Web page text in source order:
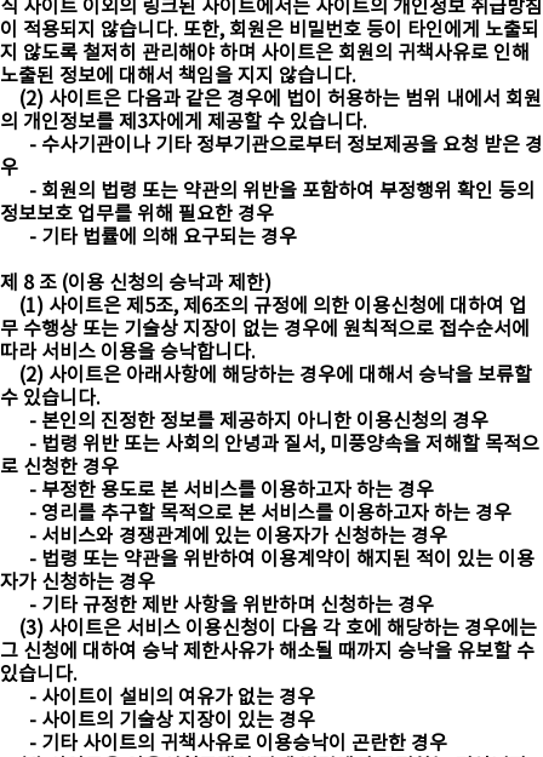
식 사이트 이외의 링크된 사이트에서는 사이트의 개인정보 취급방침
이 적용되지 않습니다. 또한, 회원은 비밀번호 등이 타인에게 노출되
지 않도록 철저히 관리해야 하며 사이트은 회원의 귀책사유로 인해
노출된 정보에 대해서 책임을 지지 않습니다.
(2) 사이트은 다음과 같은 경우에 법이 허용하는 범위 내에서 회원
의 개인정보를 제3자에게 제공할 수 있습니다.
- 수사기관이나 기타 정부기관으로부터 정보제공을 요청 받은 경
우
- 회원의 법령 또는 약관의 위반을 포함하여 부정행위 확인 등의
정보보호 업무를 위해 필요한 경우
- 기타 법률에 의해 요구되는 경우
제 8 조 (이용 신청의 승낙과 제한)
(1) 사이트은 제5조, 제6조의 규정에 의한 이용신청에 대하여 업
무 수행상 또는 기술상 지장이 없는 경우에 원칙적으로 접수순서에
따라 서비스 이용을 승낙합니다.
(2) 사이트은 아래사항에 해당하는 경우에 대해서 승낙을 보류할
수 있습니다.
- 본인의 진정한 정보를 제공하지 아니한 이용신청의 경우
- 법령 위반 또는 사회의 안녕과 질서, 미풍양속을 저해할 목적으
로 신청한 경우
- 부정한 용도로 본 서비스를 이용하고자 하는 경우
- 영리를 추구할 목적으로 본 서비스를 이용하고자 하는 경우
- 서비스와 경쟁관계에 있는 이용자가 신청하는 경우
- 법령 또는 약관을 위반하여 이용계약이 해지된 적이 있는 이용
자가 신청하는 경우
- 기타 규정한 제반 사항을 위반하며 신청하는 경우
(3) 사이트은 서비스 이용신청이 다음 각 호에 해당하는 경우에는
그 신청에 대하여 승낙 제한사유가 해소될 때까지 승낙을 유보할 수
있습니다.
- 사이트이 설비의 여유가 없는 경우
- 사이트의 기술상 지장이 있는 경우
- 기타 사이트의 귀책사유로 이용승낙이 곤란한 경우